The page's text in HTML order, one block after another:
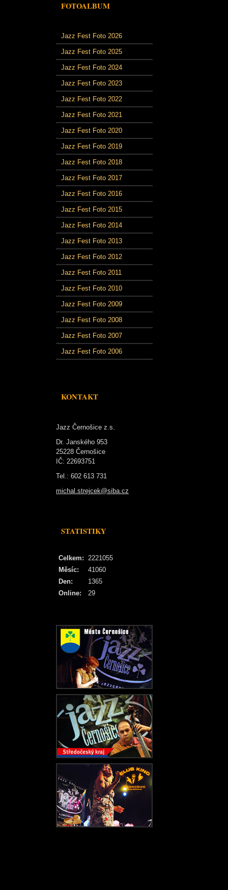
FOTOALBUM
Jazz Fest Foto 2026
Jazz Fest Foto 2025
Jazz Fest Foto 2024
Jazz Fest Foto 2023
Jazz Fest Foto 2022
Jazz Fest Foto 2021
Jazz Fest Foto 2020
Jazz Fest Foto 2019
Jazz Fest Foto 2018
Jazz Fest Foto 2017
Jazz Fest Foto 2016
Jazz Fest Foto 2015
Jazz Fest Foto 2014
Jazz Fest Foto 2013
Jazz Fest Foto 2012
Jazz Fest Foto 2011
Jazz Fest Foto 2010
Jazz Fest Foto 2009
Jazz Fest Foto 2008
Jazz Fest Foto 2007
Jazz Fest Foto 2006
KONTAKT
Jazz Černošice z.s.
Dr. Janského 953
25228 Černošice
IČ: 22693751
Tel.: 602 613 731
michal.strejcek@siba.cz
STATISTIKY
Online: 29
Celkem: 2221055
Měsíc:
41060
Den:
1365